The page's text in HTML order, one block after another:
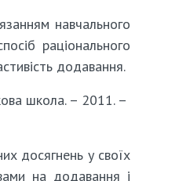
навчального
раціонального
додавання.
школа. – 2011. –
досягнень у своїх
на додавання і